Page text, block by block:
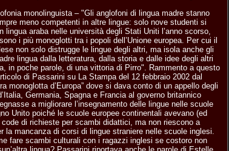
monolinguista – "Gli anglofoni di lingua madre stanno
meno competenti in altre lingue: solo nove studenti si
lingua araba nelle università degli Stati Uniti l’anno scorso,
i più monoglotti tra i popoli dell’Unione europea. Per cui il
non solo distrugge le lingue degli altri, ma isola anche gli
lingua dalla letteratura, dalla storia e dalle idee degli altri
in poche parole, di una vittoria di Pirro". Rammento a questo
di Passarini su La Stampa del 12 febbraio 2002 dal
monoglotta d’Europa” dove si dava conto di un appello degli
Germania, Spagna e Francia al governo britannico
a migliorare l’insegnamento delle lingue nelle scuole
Unito poiché le scuole europee continentali avevano (ed
code di richieste per scambi didattici, ma non riescono a
la mancanza di corsi di lingue straniere nelle scuole inglesi.
fare scambi culturali con i ragazzi inglesi se costoro non